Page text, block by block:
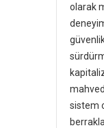
olarak
sistem